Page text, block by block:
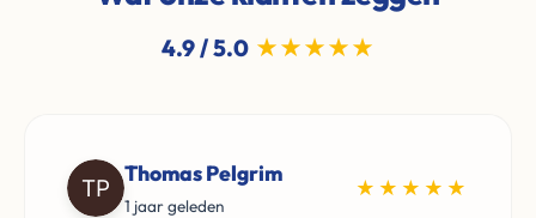
4.9 / 5.0 ★★★★★
Thomas Pelgrim
1 jaar geleden
★★★★★